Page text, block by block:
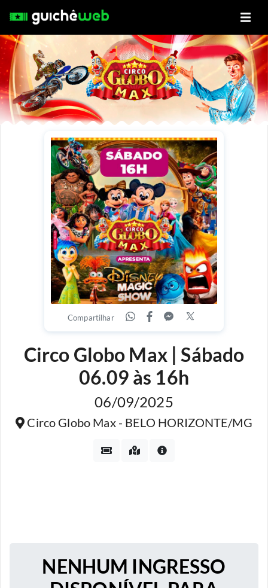
Compartilhar
Circo Globo Max | Sábado
06.09 às 16h
06/09/2025
Circo Globo Max - BELO HORIZONTE/MG
NENHUM INGRESSO